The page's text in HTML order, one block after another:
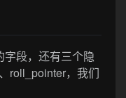
段，还有三个隐
roll_pointer，我们